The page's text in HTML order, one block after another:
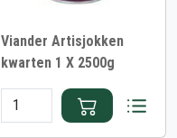
Viander Artisjokken
kwarten 1 X 2500g